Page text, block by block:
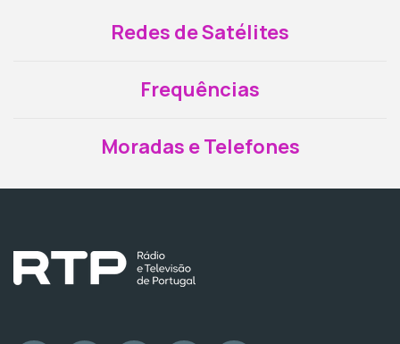
Redes de Satélites
Frequências
Moradas e Telefones